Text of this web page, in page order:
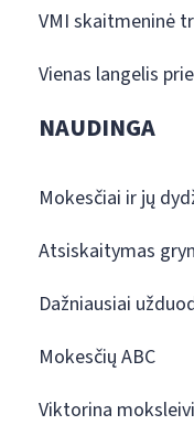
VMI skaitmeninė
Vienas langelis
NAUDINGA
Mokesčiai ir jų
Atsiskaitymas
Dažniausiai
Mokesčių ABC
Viktorina